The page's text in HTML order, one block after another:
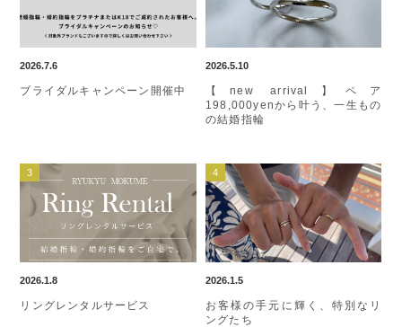
2026.7.6
ブライダルキャンペーン開催中
2026.5.10
【new arrival】ペア
198,000yenから叶う、一生もの
の結婚指輪
2026.1.8
リングレンタルサービス
2026.1.5
お客様の手元に輝く、特別なリ
ングたち